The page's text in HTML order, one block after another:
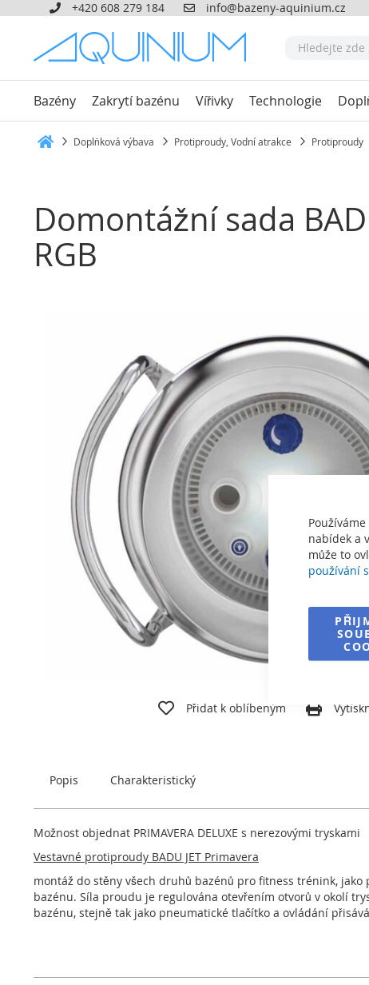
nabídek a
může to
používání
+420 608 279 184 info@bazeny-aquinium.cz
Bazény Zakrytí bazénu Vířivky Technologie
Doplňková výbava Protiproudy, Vodní atrakce Protiproudy
Domontážní sada
RGB
Přidat k oblíbeným
Popis Charakteristický
Možnost objednat PRIMAVERA DELUXE s nerezovými tryskami
Vestavné protiproudy BADU JET Primavera
montáž do stěny všech druhů bazénů pro fitness trénink,
bazénu. Síla proudu je regulována otevřením otvorů v okolí
bazénu, stejně tak jako pneumatické tlačítko a ovládání